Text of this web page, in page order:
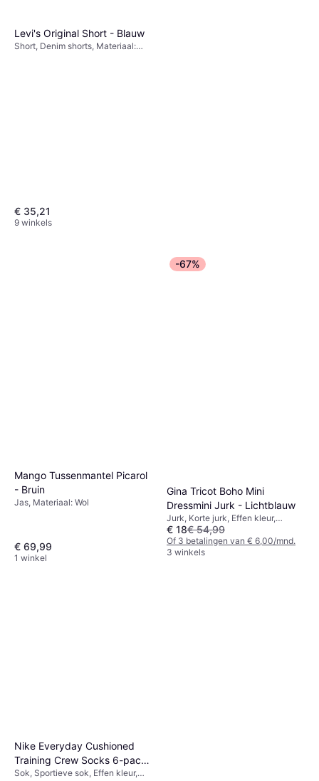
Levi's Original Short - Blauw
Short, Denim shorts, Materiaal:
€ 35,21
9 winkels
Only Juicy High Waist Wide
Mango Tussenmantel Picarol
- Bruin
Jas, Materiaal: Wol
€ 69,99
1 winkel
-67%
Gina Tricot Boho Mini
Dressmini Jurk - Lichtblauw
Jurk, Korte jurk, Effen kleur,
Materiaal: Polyamide
€ 18€ 54,99
Of 3 betalingen van € 6,00/mnd.
3 winkels
Nike Everyday Cushioned
Training Crew Socks 6-pack
- White/Black
Sok, Sportieve sok, Effen kleur,